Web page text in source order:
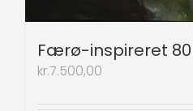
Færø-inspireret 80
kr.7.500,00